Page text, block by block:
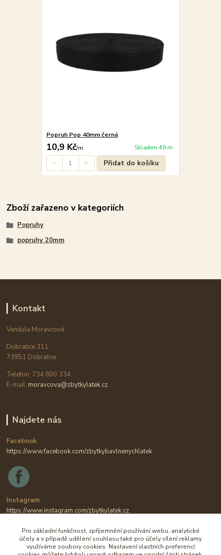
Popruh Pop 40mm černá
10,9 Kč/m Skladem 49 m
Přidat do košíku
Zboží zařazeno v kategoriích
Popruhy
popruhy 20mm
Kontakt
Vendula Moravcová
Dobratice 311
73951 Dobratice
Telefon: 734 800 334
E-mail: moravcova@zbytkylatek.cz
Najdete nás
Facebook
https://www.facebook.com/zbytkybavlnenychlatek
Instagram
https://www.instagram.com/zbytkylatek.cz
Pro základní funkčnost, zpříjemnění používání webu, analytické
účely a v případě udělení souhlasu také pro účely cílení reklamy
využíváme soubory cookies. Nastavení vlastních preferencí